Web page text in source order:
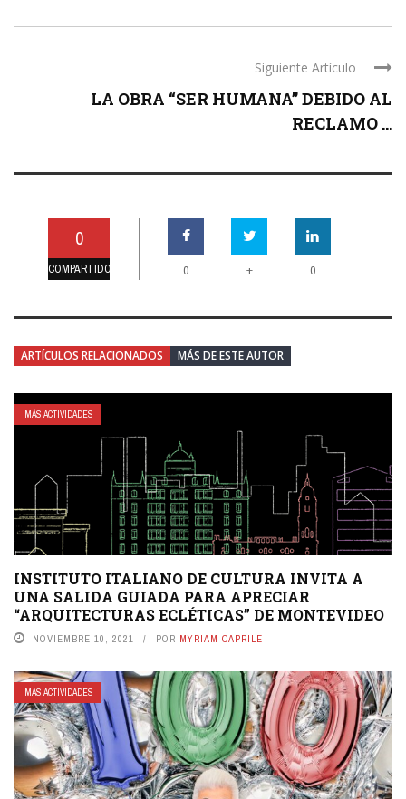
Siguiente Artículo
LA OBRA “SER HUMANA” DEBIDO AL
RECLAMO ...
0
COMPARTIDO 0 + 0
ARTÍCULOS RELACIONADOS MÁS DE ESTE AUTOR
MÁS ACTIVIDADES
INSTITUTO ITALIANO DE CULTURA INVITA A
UNA SALIDA GUIADA PARA APRECIAR
“ARQUITECTURAS ECLÉTICAS” DE MONTEVIDEO
NOVIEMBRE 10, 2021 POR MYRIAM CAPRILE
MÁS ACTIVIDADES